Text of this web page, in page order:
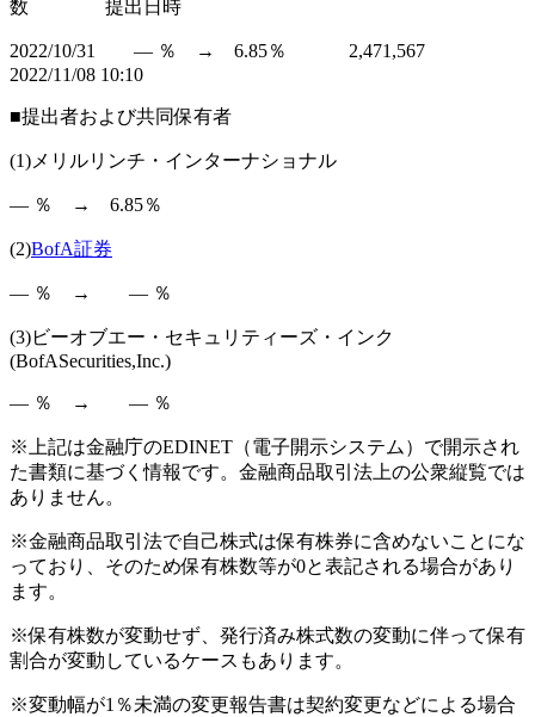
数 提出日時
2022/10/31 ― ％ → 6.85％ 2,471,567
2022/11/08 10:10
■提出者および共同保有者
(1)メリルリンチ・インターナショナル
― ％ → 6.85％
(2)BofA証券
― ％ → ― ％
(3)ビーオブエー・セキュリティーズ・インク
(BofASecurities,Inc.)
― ％ → ― ％
※上記は金融庁のEDINET（電子開示システム）で開示され
た書類に基づく情報です。金融商品取引法上の公衆縦覧では
ありません。
※金融商品取引法で自己株式は保有株券に含めないことにな
っており、そのため保有株数等が0と表記される場合があり
ます。
※保有株数が変動せず、発行済み株式数の変動に伴って保有
割合が変動しているケースもあります。
※変動幅が1％未満の変更報告書は契約変更などによる場合